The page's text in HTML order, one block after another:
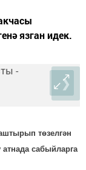
язган идек.
❯
төзелгән
сабыйларга